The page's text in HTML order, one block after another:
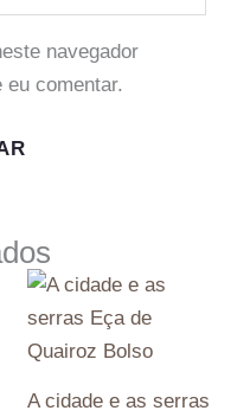
navegador
comentar.
A cidade e as serras